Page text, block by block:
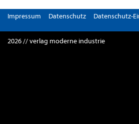
Impressum Datenschutz Datenschutz-
2026 // verlag moderne industrie